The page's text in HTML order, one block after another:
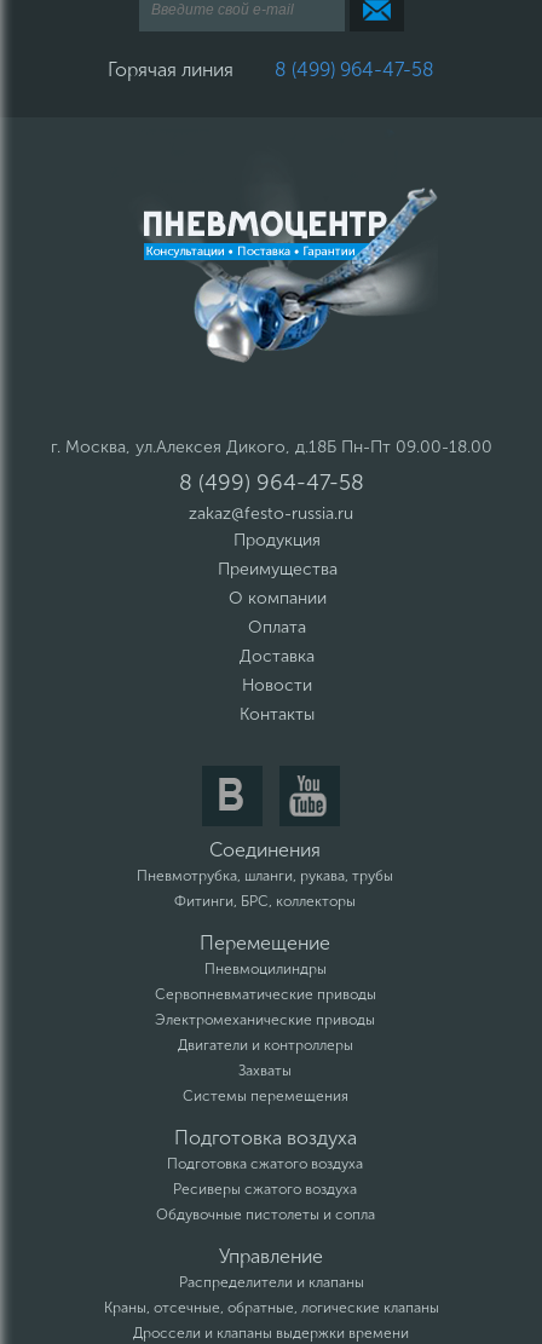
Горячая линия 8 (499) 964-47-58
г. Москва, ул.Алексея Дикого, д.18Б Пн-Пт 09.00-18.00
8 (499) 964-47-58
zakaz@festo-russia.ru
Продукция
Преимущества
О компании
Оплата
Доставка
Новости
Контакты
Соединения
Пневмотрубка, шланги, рукава, трубы
Фитинги, БРС, коллекторы
Перемещение
Пневмоцилиндры
Сервопневматические приводы
Электромеханические приводы
Двигатели и контроллеры
Захваты
Системы перемещения
Подготовка воздуха
Подготовка сжатого воздуха
Ресиверы сжатого воздуха
Обдувочные пистолеты и сопла
Управление
Распределители и клапаны
Краны, отсечные, обратные, логические клапаны
Дроссели и клапаны выдержки времени